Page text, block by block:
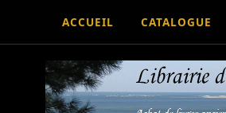
ACCUEIL CATALOGUE